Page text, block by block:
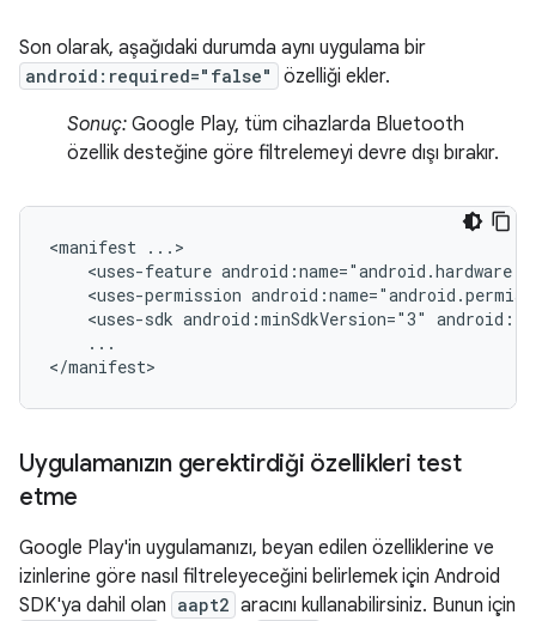
Son olarak, aşağıdaki durumda aynı uygulama bir
android:required="false"
özelliği ekler.
Sonuç: Google Play, tüm cihazlarda Bluetooth
özellik desteğine göre filtrelemeyi devre dışı bırakır.
<manifest
<uses-feature
<uses-permission
<uses-sdk android:minSdkVersion="3"
...
</manifest>
Uygulamanızın gerektirdiği özellikleri test
etme
Google Play'in uygulamanızı, beyan edilen özelliklerine ve
izinlerine göre nasıl filtreleyeceğini belirlemek için Android
SDK'ya dahil olan aapt2 aracını kullanabilirsiniz. Bunun için